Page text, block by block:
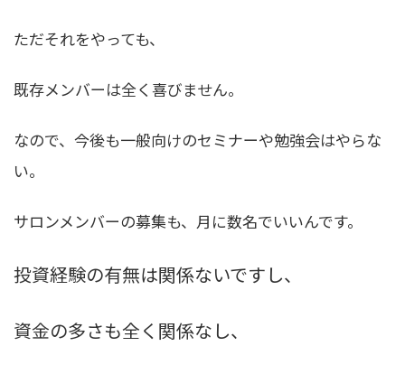
ただそれをやっても、
既存メンバーは全く喜びません。
なので、今後も一般向けのセミナーや勉強会はやらな
い。
サロンメンバーの募集も、月に数名でいいんです。
投資経験の有無は関係ないですし、
資金の多さも全く関係なし、